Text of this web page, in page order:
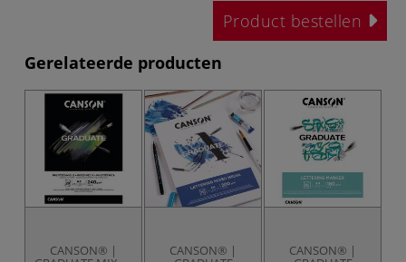
Product bestellen
Gerelateerde producten
CANSON® | CANSON® | CANSON® |